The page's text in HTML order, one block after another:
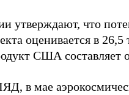
утверждают, что
оценивается в
США составляет
в мае